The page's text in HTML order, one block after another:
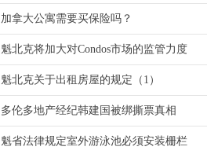
加拿大公寓需要买保险吗？
魁北克将加大对Condos市场的监管力度
魁北克关于出租房屋的规定（1）
多伦多地产经纪韩建国被绑撕票真相
魁省法律规定室外游泳池必须安装栅栏